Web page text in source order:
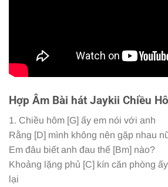
Hợp Âm Bài hát Jaykii Chiều
1. Chiều hôm [G] ấy em nói với anh
Rằng [D] mình không nên gặp nhau
Em đâu biết anh đau thế [Bm] nào?
Khoảng lặng phủ [C] kín căn phòng
lại